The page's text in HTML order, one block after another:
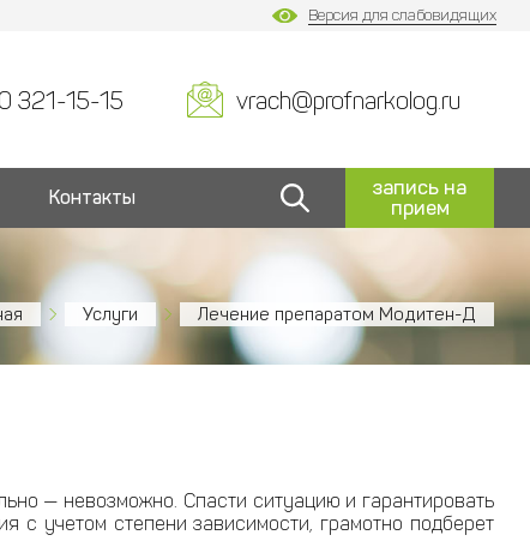
Версия для слабовидящих
321-15-15 vrach@profnarkolog.ru
Контакты
запись на
прием
Услуги Лечение препаратом Модитен-Д
— невозможно. Спасти ситуацию и гарантировать
с учетом степени зависимости, грамотно подберет